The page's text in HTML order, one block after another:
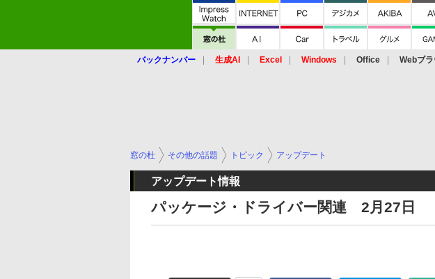
バックナンバー 生成AI Excel Windows Office Webブ
窓の杜 その他の話題 トピック アップデート
アップデート情報
パッケージ・ドライバー関連 2月27日